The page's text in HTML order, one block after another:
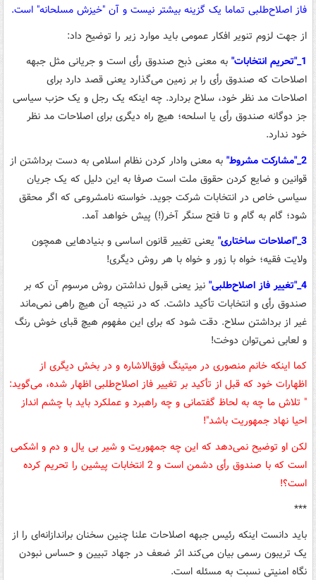
فاز اصلاح‌طلبی تماما یک گزینه بیشتر نیست و آن "خیزش مسلحانه" است.
از جهت لزوم تنویر افکار عمومی باید موارد زیر را توضیح داد:
1_"تحریم انتخابات"
به معنی ذبح صندوق رأی است و جریانی مثل جبهه
اصلاحات که صندوق رأی را بر زمین می‌گذارد یعنی قصد دارد برای
اصلاحات مد نظر خود، سلاح بردارد. چه اینکه یک رجل و یک حزب سیاسی
جز دوگانه صندوق رأی یا اسلحه؛ هیچ راه دیگری برای اصلاحات مد نظر
خود ندارد.
2_"مشارکت مشروط"
به معنی وادار کردن نظام اسلامی به دست برداشتن از
قوانین و ضایع کردن حقوق ملت است صرفا به این دلیل که یک جریان
سیاسی خاص در انتخابات شرکت جوید. خواسته نامشروعی که اگر محقق
شود؛ گام به گام و تا فتح سنگر آخر(!) پیش خواهد آمد.
3_"اصلاحات ساختاری"
یعنی تغییر قانون اساسی و بنیادهایی همچون
ولایت فقیه؛ خواه با زور و خواه با هر روش دیگری!
4_"تغییر فاز اصلاح‌طلبی"
نیز یعنی قبول نداشتن روش مرسوم آن که بر
صندوق رأی و انتخابات تأکید داشت. که در نتیجه آن هیچ راهی نمی‌ماند
غیر از برداشتن سلاح. دقت شود که برای این مفهوم هیچ قبای خوش رنگ
و لعابی نمی‌توان دوخت!
کما اینکه خانم منصوری در میتینگ فوق‌الاشاره و در بخش دیگری از
اظهارات خود که قبل از تأکید بر تغییر فاز اصلاح‌طلبی اظهار شده، می‌گوید:
" تلاش ما چه به لحاظ گفتمانی و چه راهبرد و عملکرد باید با چشم انداز
احیا نهاد جمهوریت باشد"!
لکن او توضیح نمی‌دهد که این چه جمهوریت و شیر بی یال و دم و اشکمی
است که با صندوق رأی دشمن است و 2 انتخابات پیشین را تحریم کرده
است؟!
***
باید دانست اینکه رئیس جبهه اصلاحات علنا چنین سخنان براندازانه‌ای را از
یک تریبون رسمی بیان می‌کند اثر ضعف در جهاد تبیین و حساس نبودن
نگاه امنیتی نسبت به مسئله است.